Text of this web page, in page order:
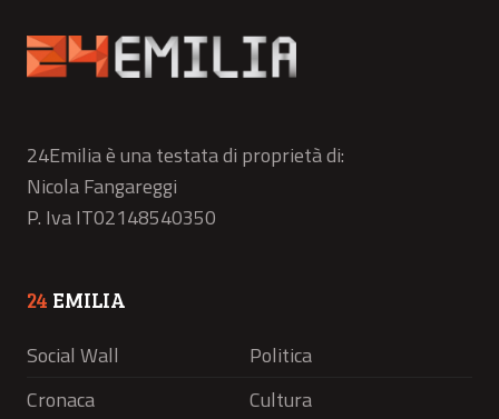
24Emilia è una testata di proprietà di:
Nicola Fangareggi
P. Iva IT02148540350
24 EMILIA
Social Wall
Politica
Cronaca
Cultura